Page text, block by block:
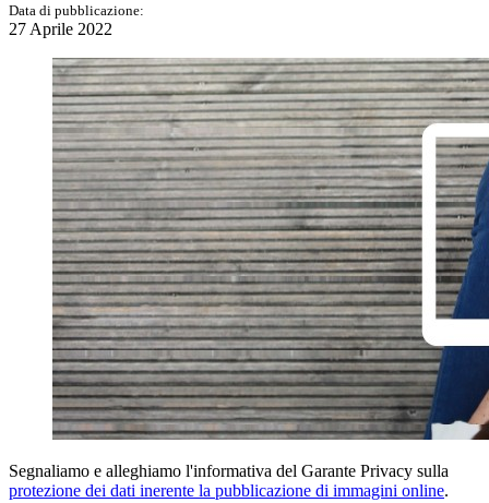
Data di pubblicazione:
27 Aprile 2022
Segnaliamo e alleghiamo l'informativa del Garante Privacy sulla
protezione dei dati inerente la pubblicazione di immagini online.